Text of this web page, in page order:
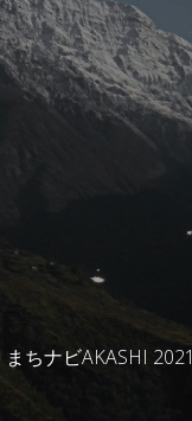
ちナビAKASHI 2021